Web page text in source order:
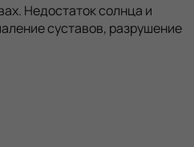
Недостаток солнца и
суставов, разрушение